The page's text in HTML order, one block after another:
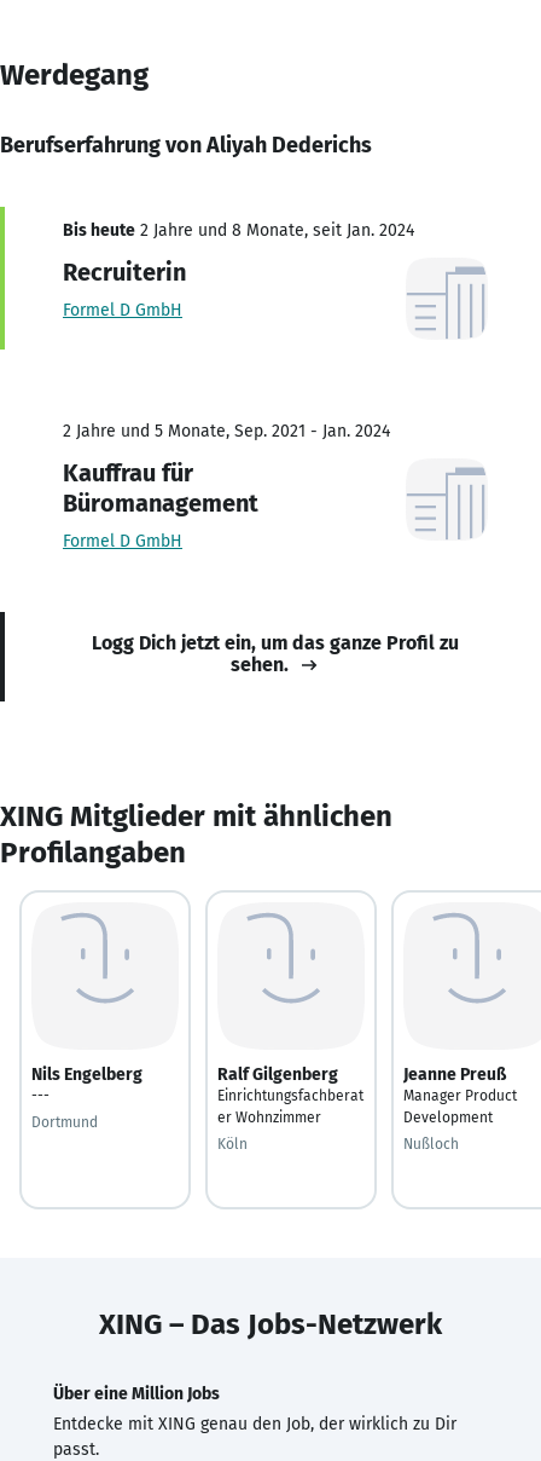
Werdegang
Berufserfahrung von Aliyah Dederichs
Bis heute 2 Jahre und 8 Monate, seit Jan. 2024
Recruiterin
Formel D GmbH
2 Jahre und 5 Monate, Sep. 2021 - Jan. 2024
Kauffrau für
Büromanagement
Formel D GmbH
Logg Dich jetzt ein, um das ganze Profil zu
sehen.
XING Mitglieder mit ähnlichen
Profilangaben
Nils Engelberg
---
Dortmund
Ralf Gilgenberg
Einrichtungsfachberat
er Wohnzimmer
Köln
Jeanne Preuß
Manager Product
Development
Nußloch
XING – Das Jobs-Netzwerk
Über eine Million Jobs
Entdecke mit XING genau den Job, der wirklich zu Dir
passt.